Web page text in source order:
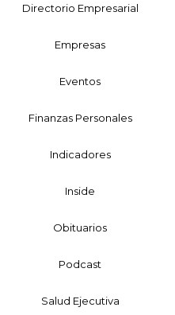
Directorio Empresarial
Empresas
Eventos
Finanzas Personales
Indicadores
Inside
Obituarios
Podcast
Salud Ejecutiva